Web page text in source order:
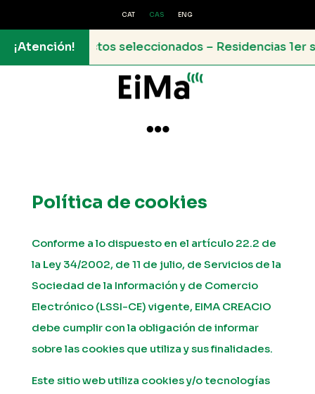
CAT CAS ENG
¡Atención!
seleccionados – Residencias 1er semestre 2026

Política de cookies
Conforme a lo dispuesto en el artículo 22.2 de
la Ley 34/2002, de 11 de julio, de Servicios de la
Sociedad de la Información y de Comercio
Electrónico (LSSI-CE) vigente, EIMA CREACIO
debe cumplir con la obligación de informar
sobre las cookies que utiliza y sus finalidades.
Este sitio web utiliza cookies y/o tecnologías